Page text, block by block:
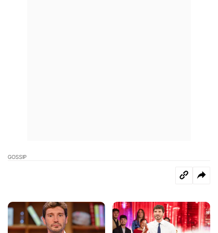
GOSSIP